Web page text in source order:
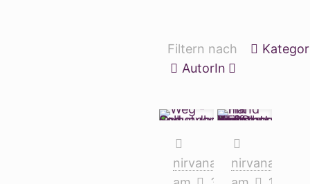
Filtern nach
AutorIn
nirvana_yogatherapie